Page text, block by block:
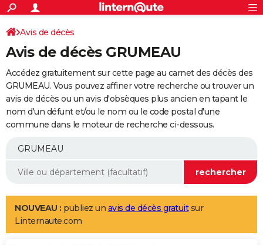
ACTUALITÉS
Politique
Société
Faits Divers
Education
Monde
Villes
+
SPORT
Coupe du monde 2026
Football
Tennis
Cyclisme
Rugby
Forum
Programme TV
TNT
Streaming
Cinéma
Sorties cinéma
Musique
+
FINANCE
Retraite
Epargne
Immobilier
Risques naturels par ville
Banque
Assurance
AUTO
Essais
Réserver un essai
Citadines
Berlines
SUV
Forum auto
+
Mobiles
Meilleur smartphone
Internet
Ordinateurs
Jeux vidéo
Guide high-tech
Aménagement intérieur
LIFESTYLE
Art de vivre
Bien-être
Loisirs
Mode
Modes de vie
Avis de décès
Avis de décès GRUMEAU
Accédez gratuitement sur cette page au carnet des décès des
GRUMEAU. Vous pouvez affiner votre recherche ou trouver un
avis de décès ou un avis d'obsèques plus ancien en tapant le
nom d'un défunt et/ou le nom ou le code postal d'une
commune dans le moteur de recherche ci-dessous.
NOUVEAU : publiez un avis de décès gratuitsur
Linternaute.com